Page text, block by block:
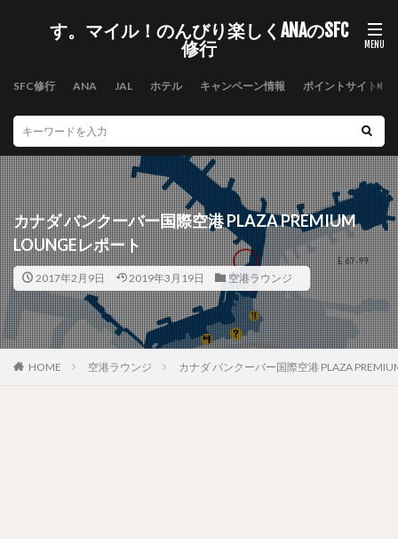
す。マイル！のんびり楽しくANAのSFC
修行
SFC修行 ANA JAL ホテル キャンペーン情報 ポイントサイト
カナダ バンクーバー国際空港 PLAZA PREMIUM
LOUNGEレポート
2017年2月9日 2019年3月19日 空港ラウンジ
HOME 空港ラウンジ カナダ バンクーバー国際空港 PLAZA